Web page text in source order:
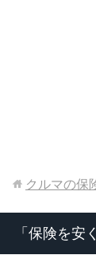
クルマの保
「保険を安